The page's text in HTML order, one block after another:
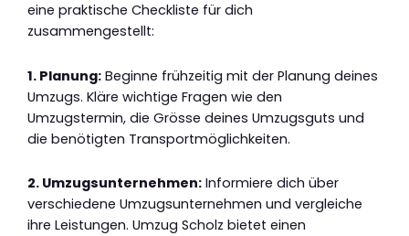
eine praktische Checkliste für dich
zusammengestellt:
1. Planung: Beginne frühzeitig mit der Planung deines
Umzugs. Kläre wichtige Fragen wie den
Umzugstermin, die Grösse deines Umzugsguts und
die benötigten Transportmöglichkeiten.
2. Umzugsunternehmen: Informiere dich über
verschiedene Umzugsunternehmen und vergleiche
ihre Leistungen. Umzug Scholz bietet einen